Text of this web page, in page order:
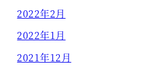
2022年2月
2022年1月
2021年12月